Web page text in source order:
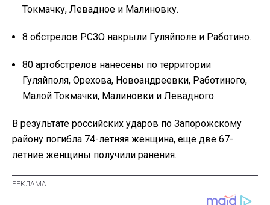
Токмачку, Левадное и Малиновку.
8 обстрелов РСЗО накрыли Гуляйполе и Работино.
80 артобстрелов нанесены по территории
Гуляйполя, Орехова, Новоандреевки, Работиного,
Малой Токмачки, Малиновки и Левадного.
В результате российских ударов по Запорожскому
району погибла 74-летняя женщина, еще две 67-
летние женщины получили ранения.